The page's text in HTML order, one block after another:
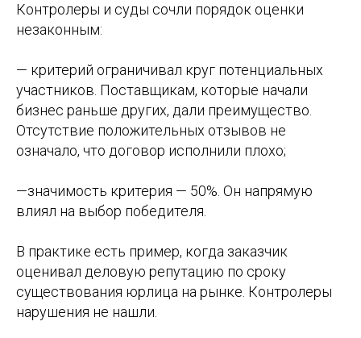
Контролеры и суды сочли порядок оценки
незаконным:
— критерий ограничивал круг потенциальных
участников. Поставщикам, которые начали
бизнес раньше других, дали преимущество.
Отсутствие положительных отзывов не
означало, что договор исполнили плохо;
—значимость критерия — 50%. Он напрямую
влиял на выбор победителя.
В практике есть пример, когда заказчик
оценивал деловую репутацию по сроку
существования юрлица на рынке. Контролеры
нарушения не нашли.